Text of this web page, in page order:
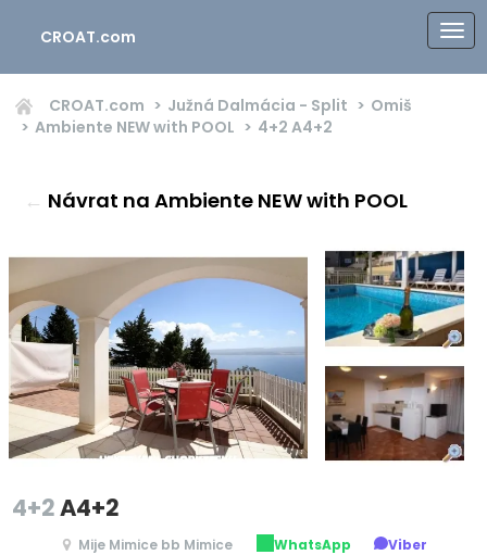
CROAT.com
CROAT.com Južná Dalmácia - Split
Omiš
Ambiente NEW with POOL
4+2 A4+2
← Návrat na Ambiente NEW with POOL
4+2A4+2
Mije Mimice bb Mimice WhatsApp Viber